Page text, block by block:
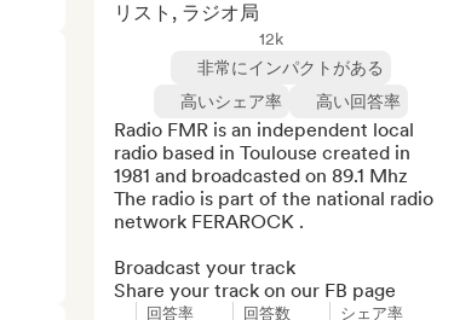
リスト, ラジオ局
12k
非常にインパクトがある
高いシェア率
高い回答率
Radio FMR is an independent local
radio based in Toulouse created in
1981 and broadcasted on 89.1 Mhz
The radio is part of the national radio
network FERAROCK .
Broadcast your track
Share your track on our FB page
回答率 回答数 シェア率